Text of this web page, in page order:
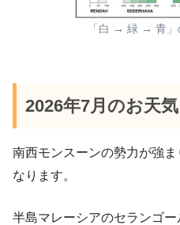
「白 → 緑 → 青」
2026年7月のお天気
南西モンスーンの勢力が強
なります。
半島マレーシアのセランゴ